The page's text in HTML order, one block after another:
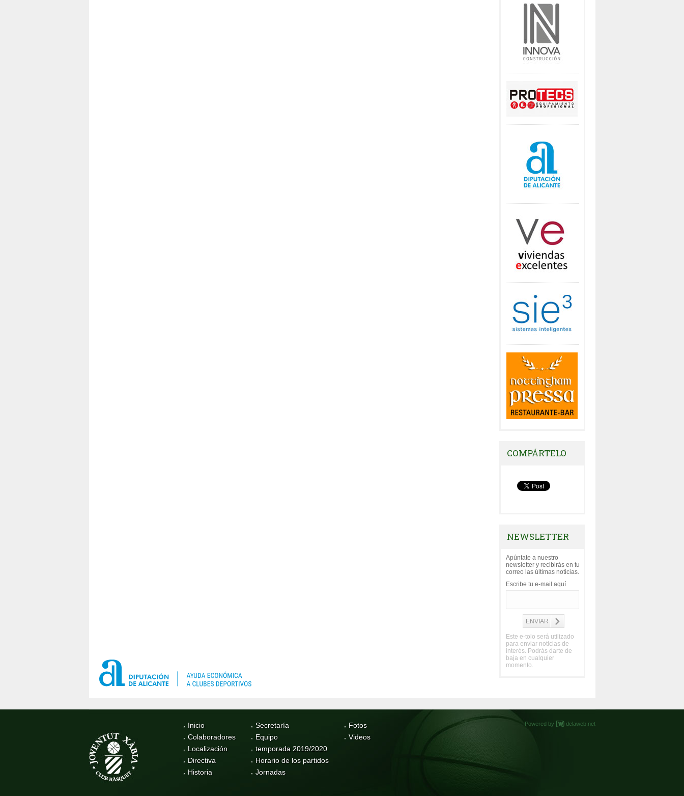
COMPÁRTELO
NEWSLETTER
Apúntate a nuestro
newsletter y recibirás en tu
correo las últimas noticias.
Escribe tu e-mail aquí
Este e-tolo será utilizado
para enviar noticias de
interés. Podrás darte de
baja en cualquier
momento.
Inicio
Colaboradores
Localización
Directiva
Historia
Secretaría
Equipo
temporada 2019/2020
Horario de los partidos
Jornadas
Fotos
Videos
Powered by delaweb.net